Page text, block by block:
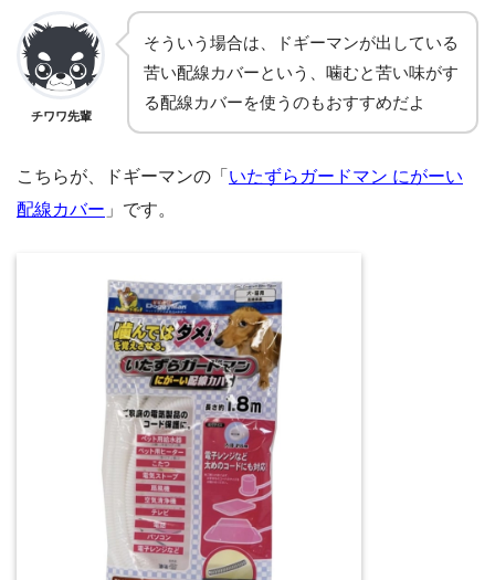
チワワ先輩
そういう場合は、ドギーマンが出している
苦い配線カバーという、噛むと苦い味がす
る配線カバーを使うのもおすすめだよ
こちらが、ドギーマンの「 いたずらガードマン にがーい
配線カバー 」です。